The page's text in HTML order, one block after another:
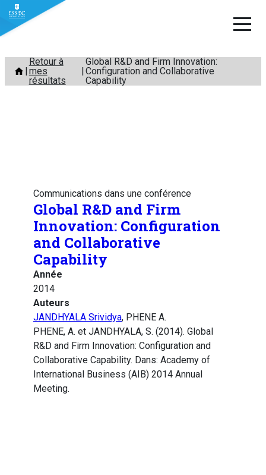
Aller
contenu
Retour à
mes
résultats
Global R&D and Firm Innovation:
Configuration and Collaborative
Capability
Communications dans une conférence
Global R&D and Firm
Innovation: Configuration
and Collaborative
Capability
Année
2014
Auteurs
JANDHYALA Srividya, PHENE A.
PHENE, A. et JANDHYALA, S. (2014). Global
R&D and Firm Innovation: Configuration and
Collaborative Capability. Dans: Academy of
International Business (AIB) 2014 Annual
Meeting.